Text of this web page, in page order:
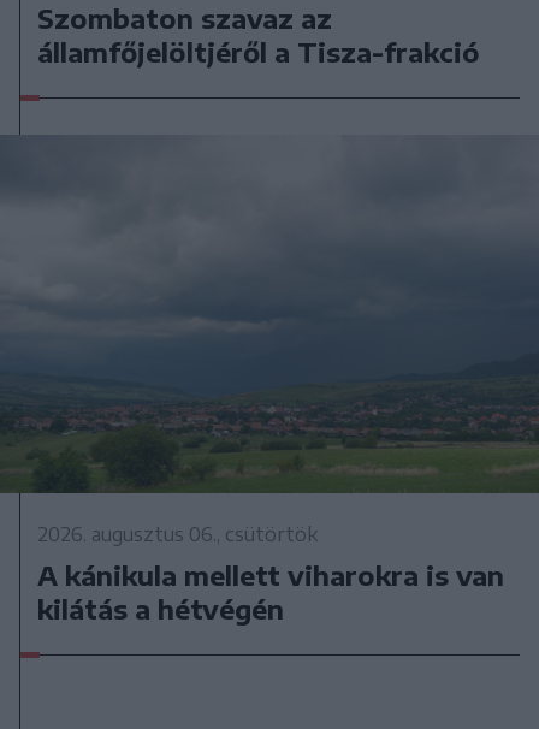
Szombaton szavaz az
államfőjelöltjéről a Tisza-frakció
2026. augusztus 06., csütörtök
A kánikula mellett viharokra is van
kilátás a hétvégén